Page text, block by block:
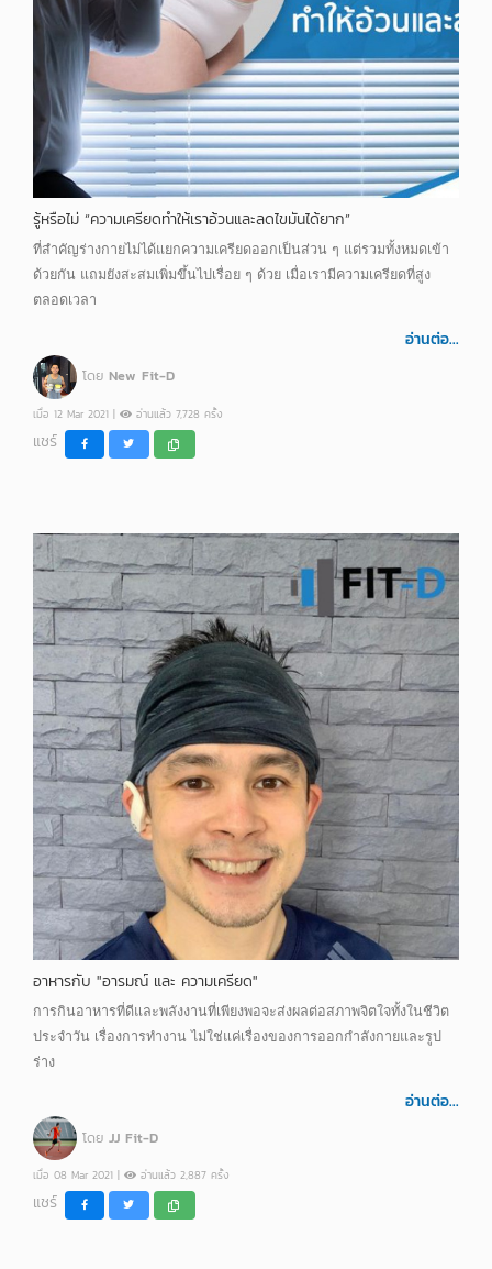
รู้หรือไม่ “ความเครียดทำให้เราอ้วนและลดไขมันได้ยาก”
ที่สำคัญร่างกายไม่ได้แยกความเครียดออกเป็นส่วน ๆ แต่รวมทั้งหมดเข้า
ด้วยกัน แถมยังสะสมเพิ่มขึ้นไปเรื่อย ๆ ด้วย เมื่อเรามีความเครียดที่สูง
ตลอดเวลา
อ่านต่อ...
โดย New Fit-D
เมื่อ 12 Mar 2021 | อ่านแล้ว 7,728 ครั้ง
แชร์
อาหารกับ "อารมณ์ และ ความเครียด"
การกินอาหารที่ดีและพลังงานที่เพียงพอจะส่งผลต่อสภาพจิตใจทั้งในชีวิต
ประจำวัน เรื่องการทำงาน ไม่ใช่แค่เรื่องของการออกกำลังกายและรูป
ร่าง
อ่านต่อ...
โดย JJ Fit-D
เมื่อ 08 Mar 2021 | อ่านแล้ว 2,887 ครั้ง
แชร์